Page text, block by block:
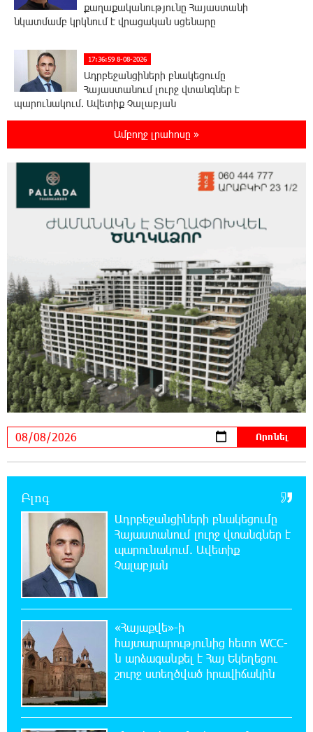
քաղաքականությունը Հայաստանի
նկատմամբ կրկնում է վրացական սցենարը
17:36:59 8-08-2026
Ադրբեջանցիների բնակեցումը
Հայաստանում լուրջ վտանգներ է
պարունակում. Ավետիք Չալաբյան
17:28:45 8-08-2026
WCC-ն արձագանքել է Հայ Եկեղեցու շուրջ
ստեղծված իրավիճակին
16:58:38 8-08-2026
«Շտապ հաստատեք քարտի տվյալները»․
ամրագրման հետ կապված զեղծարարությունների մասին
16:29:54 8-08-2026
Մհեր Անանյանն ընդգրկվել է Յունիբանկի
Վարչության կազմում
16:05:54 8-08-2026
«Սմայլ Սվիթ»-ի զարգացման ճանապարհը
Կոնվերս Բանկի գործընկերությամբ
Ընդդիմությունը պետք է օր առաջ
համախմբվի այս ծանր իրավիճակից դուրս
գալու համար. Արմեն Մանվելյան
15:07:43 8-08-2026
Դուք ու ձեր անտաղանդ շոուները ոչ ավելին
են, քան անհաջող ու չստացված դերասանի
թատրոն. Աննա Կոստանյան
14:58:53 8-08-2026
Միայն հանրային մեծ աջակցության
պարագայում ընդդիմությունը կկարողանա
օրակարգ թելադրել. Արեգ Սավգուլյան
Ամբողջ լրահոսը »
Բլոգ
Ադրբեջանցիների բնակեցումը
Հայաստանում լուրջ վտանգներ է
պարունակում. Ավետիք
Չալաբյան
«Հայաքվե»-ի
հայտարարությունից հետո WCC-
ն արձագանքել է Հայ Եկեղեցու
շուրջ ստեղծված իրավիճակին